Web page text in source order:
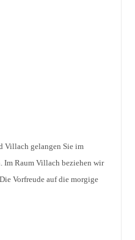
Villach gelangen Sie im
Im Raum Villach beziehen wir
Vorfreude auf die morgige